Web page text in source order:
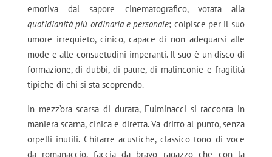
emotiva dal sapore cinematografico, votata alla
quotidianità più ordinaria e personale; colpisce per il suo
umore irrequieto, cinico, capace di non adeguarsi alle
mode e alle consuetudini imperanti. Il suo è un disco di
formazione, di dubbi, di paure, di malinconie e fragilità
tipiche di chi si sta scoprendo.
In mezz’ora scarsa di durata, Fulminacci si racconta in
maniera scarna, cinica e diretta. Va dritto al punto, senza
orpelli inutili. Chitarre acustiche, classico tono di voce
da romanaccio, faccia da bravo ragazzo che con la